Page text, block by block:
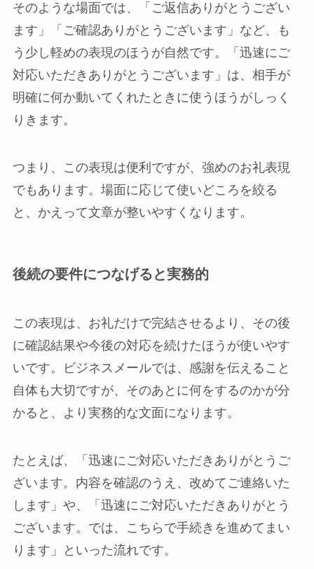
そのような場面では、「ご返信ありがとうござい
ます」「ご確認ありがとうございます」など、も
う少し軽めの表現のほうが自然です。「迅速にご
対応いただきありがとうございます」は、相手が
明確に何か動いてくれたときに使うほうがしっく
りきます。
つまり、この表現は便利ですが、強めのお礼表現
でもあります。場面に応じて使いどころを絞る
と、かえって文章が整いやすくなります。
後続の要件につなげると実務的
この表現は、お礼だけで完結させるより、その後
に確認結果や今後の対応を続けたほうが使いやす
いです。ビジネスメールでは、感謝を伝えること
自体も大切ですが、そのあとに何をするのかが分
かると、より実務的な文面になります。
たとえば、「迅速にご対応いただきありがとうご
ざいます。内容を確認のうえ、改めてご連絡いた
します」や、「迅速にご対応いただきありがとう
ございます。では、こちらで手続きを進めてまい
ります」といった流れです。